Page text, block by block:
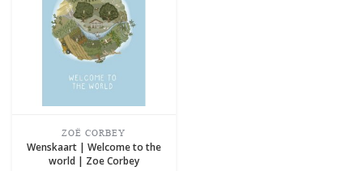
ZOË CORBEY
Wenskaart | Welcome to the
world | Zoe Corbey